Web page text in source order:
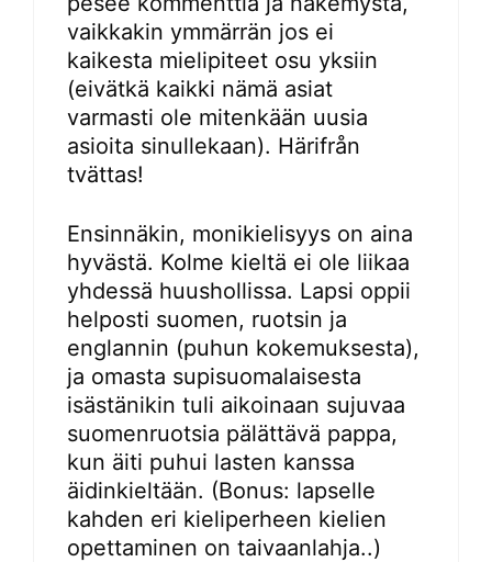
vaikkakin ymmärrän jos ei
kaikesta mielipiteet osu yksiin
(eivätkä kaikki nämä asiat
varmasti ole mitenkään uusia
asioita sinullekaan). Härifrån
tvättas!
Ensinnäkin, monikielisyys on aina
hyvästä. Kolme kieltä ei ole liikaa
yhdessä huushollissa. Lapsi oppii
helposti suomen, ruotsin ja
englannin (puhun kokemuksesta),
ja omasta supisuomalaisesta
isästänikin tuli aikoinaan sujuvaa
suomenruotsia pälättävä pappa,
kun äiti puhui lasten kanssa
äidinkieltään. (Bonus: lapselle
kahden eri kieliperheen kielien
opettaminen on taivaanlahja..)